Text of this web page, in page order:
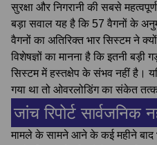
सुरक्षा और निगरानी की सबसे
बड़ा सवाल यह है कि 57 वैगनों के
वैगनों का अतिरिक्त भार सिस्टम ने
विशेषज्ञों का मानना है कि इतनी बड़ी
सिस्टम में हस्तक्षेप के संभव नहीं है।
गया था तो ओवरलोडिंग का संकेत
जांच रिपोर्ट सार्वजनिक
मामले के सामने आने के कई महीने बाद